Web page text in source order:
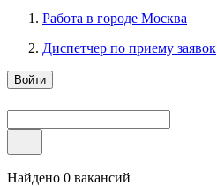
Работа в городе Москва
Диспетчер по приему заявок
Войти
Найдено 0 вакансий